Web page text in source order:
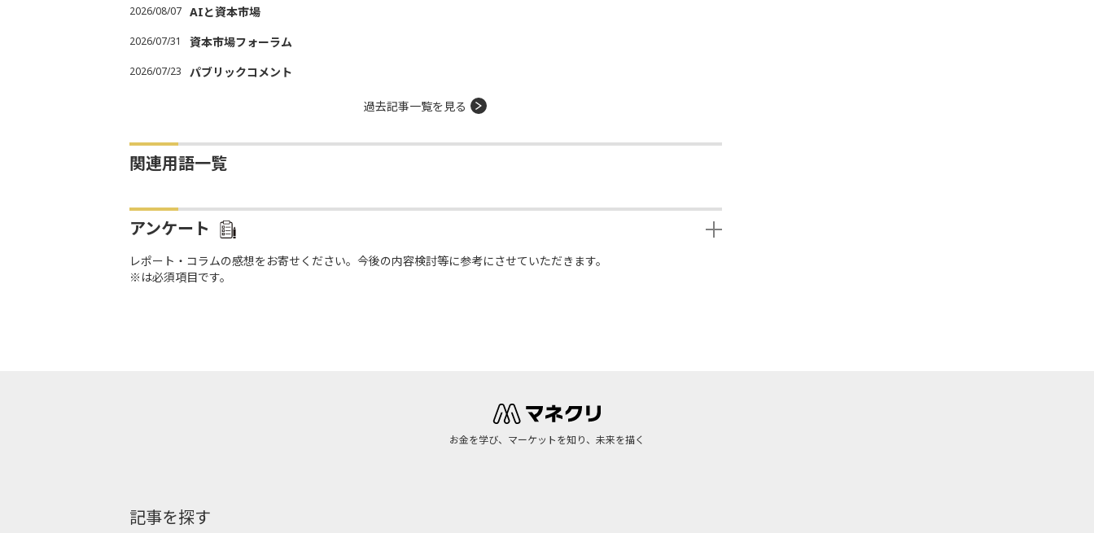
2026/08/07 AIと資本市場
2026/07/31 資本市場フォーラム
2026/07/23 パブリックコメント
過去記事一覧を見る
関連用語一覧
アンケート
レポート・コラムの感想をお寄せください。今後の内容検討等に参考にさせていただきます。
※は必須項目です。
お金を学び、マーケットを知り、未来を描く
記事を探す